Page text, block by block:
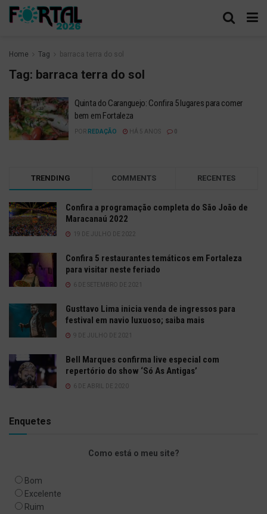
Home Tag barraca terra do sol
Tag: barraca terra do sol
Quinta do Caranguejo: Confira 5 lugares para comer
bem em Fortaleza
POR REDAÇÃO HÁ 5 ANOS
TRENDING COMMENTS RECENTES
Confira a programação completa do São João de
Maracanaú 2022
19 DE JULHO DE 2022
Confira 5 restaurantes temáticos em Fortaleza
para visitar neste feriado
6 DE SETEMBRO DE 2021
Gusttavo Lima inicia venda de ingressos para
festival em navio luxuoso; saiba mais
9 DE JULHO DE 2021
Bell Marques confirma live especial com
repertório do show ‘Só As Antigas’
6 DE ABRIL DE 2020
Enquetes
Como está o meu site?
Bom
Excelente
Ruim